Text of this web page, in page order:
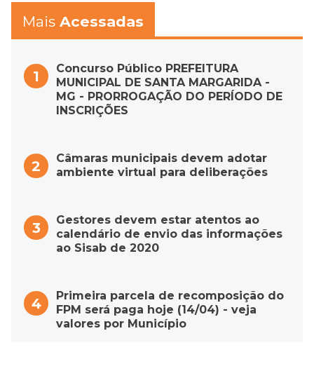
Mais Acessadas
Concurso Público PREFEITURA
MUNICIPAL DE SANTA MARGARIDA -
MG - PRORROGAÇÃO DO PERÍODO DE
INSCRIÇÕES
Câmaras municipais devem adotar
ambiente virtual para deliberações
Gestores devem estar atentos ao
calendário de envio das informações
ao Sisab de 2020
Primeira parcela de recomposição do
FPM será paga hoje (14/04) - veja
valores por Município